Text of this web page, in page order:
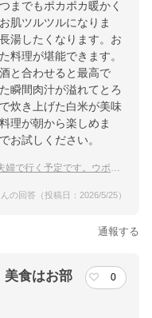
までもポカポカ暖かく
肌ツルツルになりま
湯したくなります。お
料理が堪能できます。
と合わせると最高で
瞬間肉汁が溢れてとろ
炊き上げた白米が美味
理が朝から楽しめま
お試しください。
ポポイ付近でおすすめの温泉宿を教えて下さい。
の回答（投稿日：2026/5/25）
通報する
美食はお部
0